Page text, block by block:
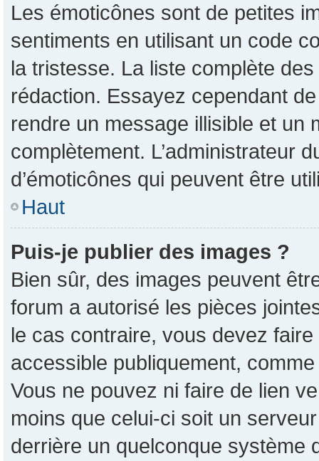
Les émoticônes sont de petites
sentiments en utilisant un code
la tristesse. La liste complète
rédaction. Essayez cependant
rendre un message illisible et un
complètement. L’administrateur
d’émoticônes qui peuvent être
Haut
Puis-je publier des images ?
Bien sûr, des images peuvent
forum a autorisé les pièces
le cas contraire, vous devez
accessible publiquement,
Vous ne pouvez ni faire de lien
moins que celui-ci soit un
derrière un quelconque système